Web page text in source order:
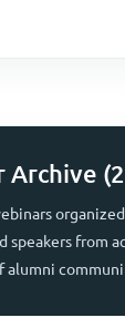
Archive
from
alumni